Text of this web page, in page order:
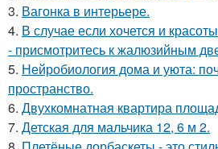
3. Вагонка в интерьере.
4. В случае если хочется и
- присмотритесь к жалюзийным
5. Нейробиология дома и уюта:
пространство.
6. Двухкомнатная квартира
7. Детская для мальчика 12, 6 м 2.